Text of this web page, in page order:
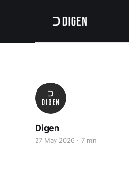
Digen
27 May 2026 7 min